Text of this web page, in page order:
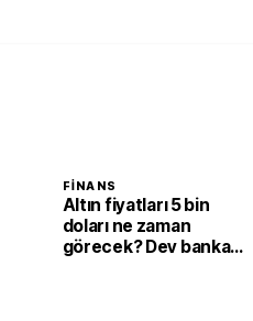
FINANS
Altın fiyatları 5 bin
doları ne zaman
görecek? Dev banka